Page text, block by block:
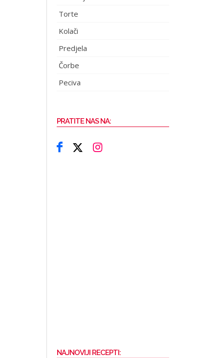
Torte
Kolači
Predjela
Čorbe
Peciva
PRATITE NAS NA:
NAJNOVIJI RECEPTI: